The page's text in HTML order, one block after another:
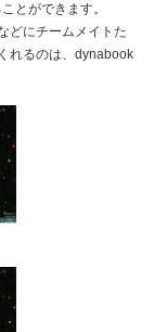
とができます。
どにチームメイトた
れるのは、dynabook